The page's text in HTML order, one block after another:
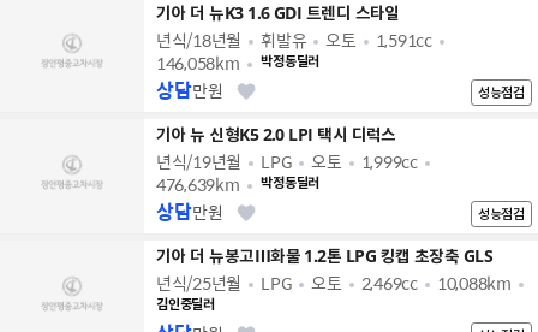
기아 더 뉴K3 1.6 GDI 트렌디 스타일
년식/18년월 휘발유 오토
1,591cc
146,058km
박정동딜러
성능점검
상담만원
기아 뉴 신형K5 2.0 LPI 택시 디럭스
년식/19년월 LPG 오토
1,999cc
476,639km
박정동딜러
성능점검
상담만원
기아 더 뉴봉고Ⅲ화물 1.2톤 LPG 킹캡 초장축 GLS
년식/25년월 LPG 오토 2,469cc 10,088km
김인중딜러